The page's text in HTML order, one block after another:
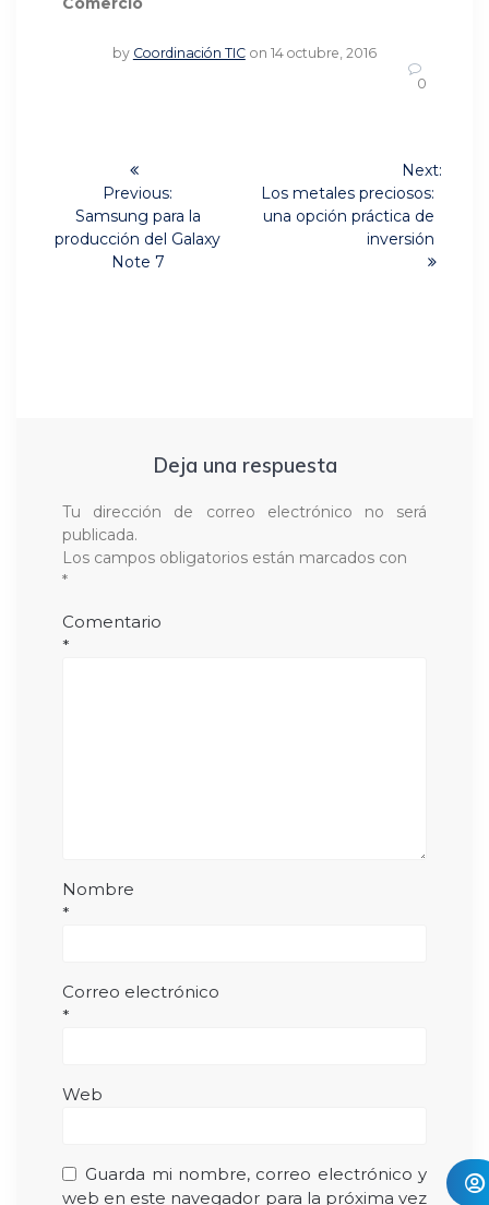
by Coordinación TIC on 14 octubre, 2016
0
Navegación
entradas
Previous:
Previous
post:
Samsung para la
producción del Galaxy
Note 7
Next:
Next
post:
Los metales preciosos:
una opción práctica de
inversión
Deja una respuesta
Tu dirección de correo electrónico no será
publicada.
Los campos obligatorios están marcados con
*
Comentario
*
Nombre
*
Correo electrónico
*
Web
Guarda mi nombre, correo electrónico y
web en este navegador para la próxima vez